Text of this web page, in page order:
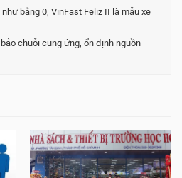
bằng 0, VinFast Feliz II là mẫu xe
chuỗi cung ứng, ổn định nguồn